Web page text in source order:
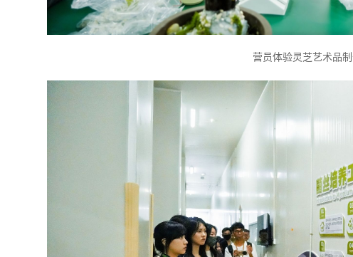
营员体验灵芝艺术品